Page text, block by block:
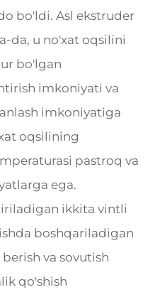
bo'ldi. Asl ekstruder
da, u no'xat oqsilini
bo'lgan
imkoniyati va
imkoniyatiga
oqsilining
pastroq va
ega.
ikkita vintli
boshqariladigan
va sovutish
qo'shish